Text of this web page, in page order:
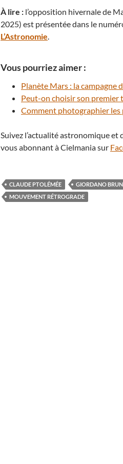
À lire : l’opposition hivernale de
2025) est présentée dans le
L’Astronomie.
Vous pourriez aimer :
Planète Mars : la campagne
Peut-on choisir son premier
Comment photographier les
Suivez l’actualité astronomique et
vous abonnant à Cielmania sur
CLAUDE PTOLÉMÉE GIORDANO
MOUVEMENT RÉTROGRADE